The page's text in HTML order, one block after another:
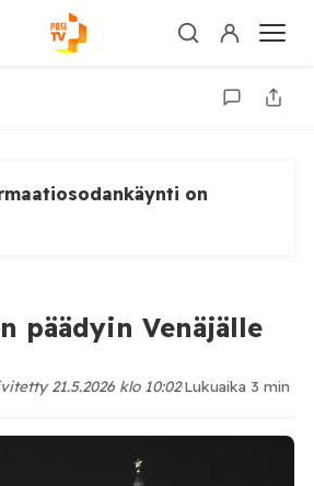
on
päädyin Venäjälle
21.5.2026 klo 10:02·Lukuaika 3 min